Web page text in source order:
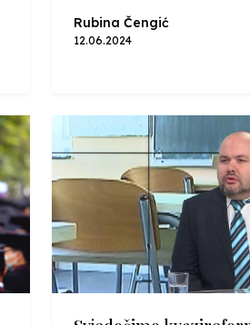
Rubina Čengić
12.06.2024